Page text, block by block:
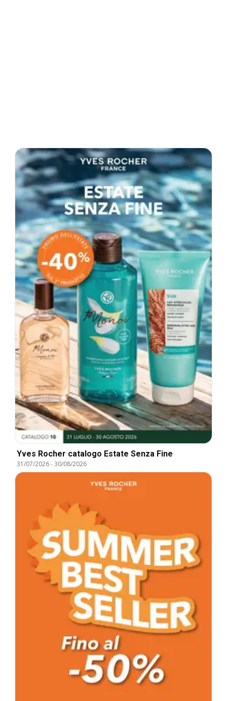
Yves Rocher catalogo Estate Senza Fine
31/07/2026-30/08/2026